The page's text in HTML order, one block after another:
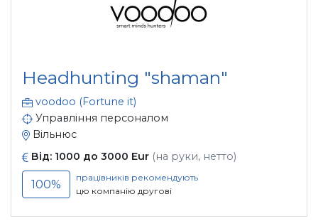
Headhunting "shaman"
voodoo (Fortune it)
Управління персоналом
Вільнюс
Від: 1000 до 3000 Eur (на руки, нетто)
100%
працівників рекомендують
цю компанію другові